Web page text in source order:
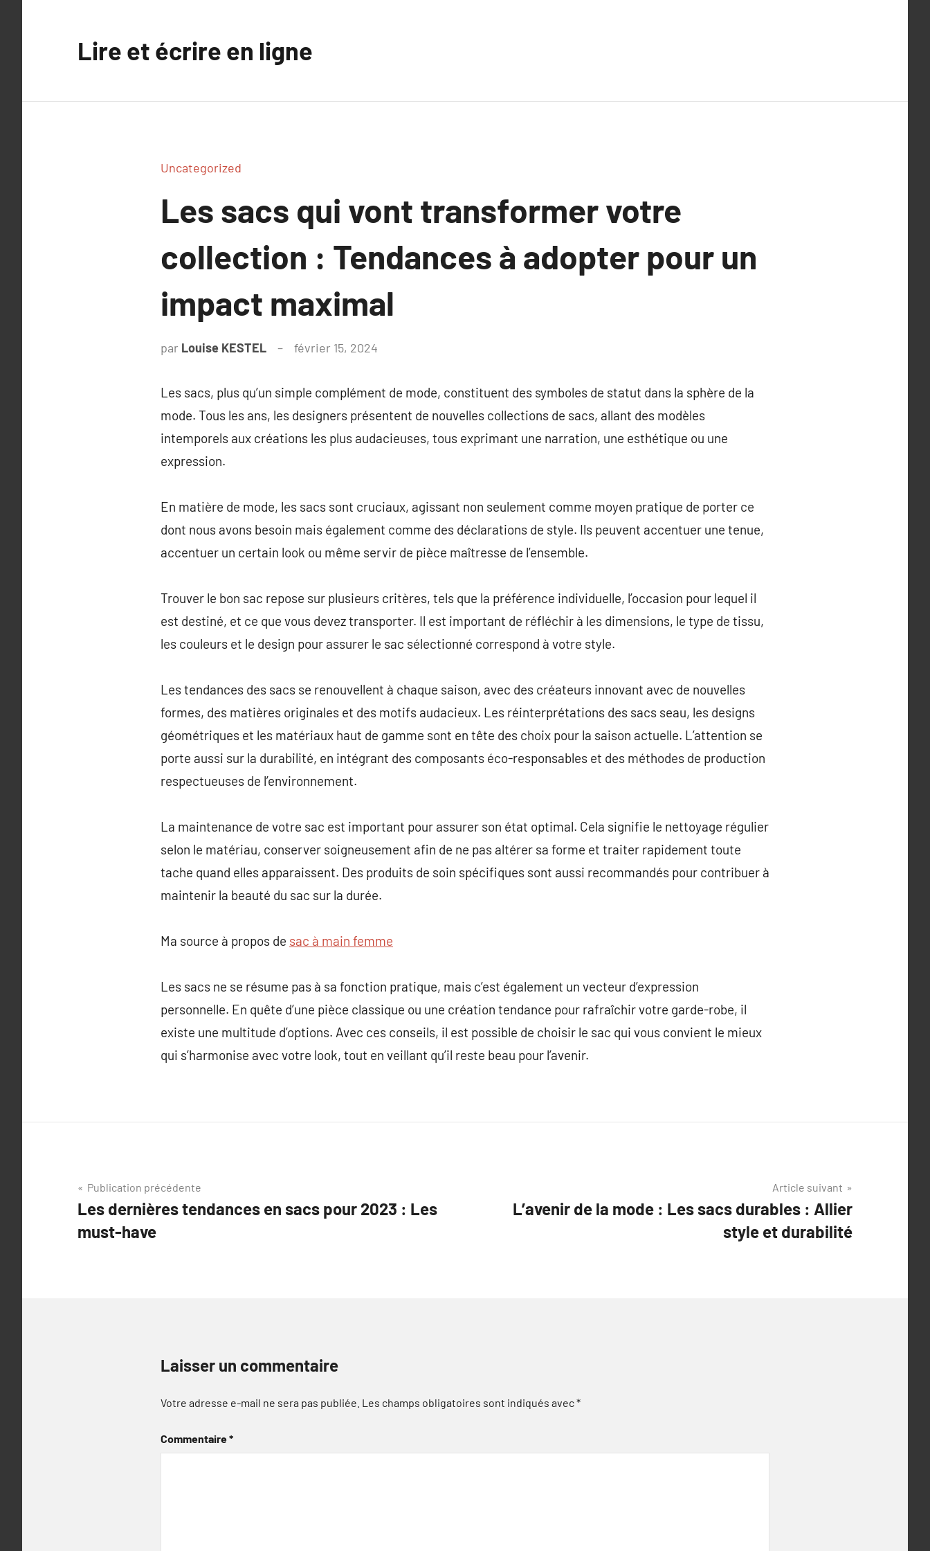
Lire et écrire en ligne
Uncategorized
Les sacs qui vont transformer votre
collection : Tendances à adopter pour un
impact maximal
par Louise KESTEL février 15, 2024
Les sacs, plus qu’un simple complément de mode, constituent des symboles de statut dans la sphère de la
mode. Tous les ans, les designers présentent de nouvelles collections de sacs, allant des modèles
intemporels aux créations les plus audacieuses, tous exprimant une narration, une esthétique ou une
expression.
En matière de mode, les sacs sont cruciaux, agissant non seulement comme moyen pratique de porter ce
dont nous avons besoin mais également comme des déclarations de style. Ils peuvent accentuer une tenue,
accentuer un certain look ou même servir de pièce maîtresse de l’ensemble.
Trouver le bon sac repose sur plusieurs critères, tels que la préférence individuelle, l’occasion pour lequel il
est destiné, et ce que vous devez transporter. Il est important de réfléchir à les dimensions, le type de tissu,
les couleurs et le design pour assurer le sac sélectionné correspond à votre style.
Les tendances des sacs se renouvellent à chaque saison, avec des créateurs innovant avec de nouvelles
formes, des matières originales et des motifs audacieux. Les réinterprétations des sacs seau, les designs
géométriques et les matériaux haut de gamme sont en tête des choix pour la saison actuelle. L’attention se
porte aussi sur la durabilité, en intégrant des composants éco-responsables et des méthodes de production
respectueuses de l’environnement.
La maintenance de votre sac est important pour assurer son état optimal. Cela signifie le nettoyage régulier
selon le matériau, conserver soigneusement afin de ne pas altérer sa forme et traiter rapidement toute
tache quand elles apparaissent. Des produits de soin spécifiques sont aussi recommandés pour contribuer à
maintenir la beauté du sac sur la durée.
Ma source à propos de sac à main femme
Les sacs ne se résume pas à sa fonction pratique, mais c’est également un vecteur d’expression
personnelle. En quête d’une pièce classique ou une création tendance pour rafraîchir votre garde-robe, il
existe une multitude d’options. Avec ces conseils, il est possible de choisir le sac qui vous convient le mieux
qui s’harmonise avec votre look, tout en veillant qu’il reste beau pour l’avenir.
Navigation
de
l’article
Publication précédente
Les dernières tendances en sacs pour 2023 : Les
must-have
Article suivant
L’avenir de la mode : Les sacs durables : Allier
style et durabilité
Laisser un commentaire
Votre adresse e-mail ne sera pas publiée. Les champs obligatoires sont indiqués avec*
Commentaire*